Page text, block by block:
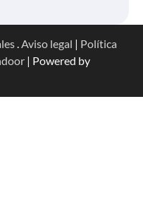
Aviso legal | Política
| Powered by